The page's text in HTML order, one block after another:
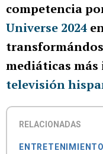
competencia
Universe 2024
mediáticas
televisión
RELACIONADAS
ENTRETENIMIENTO